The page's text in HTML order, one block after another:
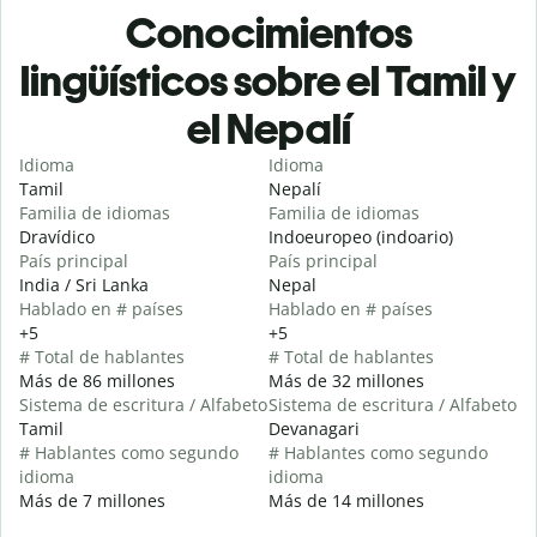
Conocimientos
lingüísticos sobre el Tamil y
el Nepalí
Idioma
Tamil
Familia de idiomas
Dravídico
País principal
India / Sri Lanka
Hablado en # países
+5
# Total de hablantes
Más de 86 millones
Sistema de escritura / Alfabeto
Tamil
# Hablantes como segundo
idioma
Más de 7 millones
Idioma
Nepalí
Familia de idiomas
Indoeuropeo (indoario)
País principal
Nepal
Hablado en # países
+5
# Total de hablantes
Más de 32 millones
Sistema de escritura / Alfabeto
Devanagari
# Hablantes como segundo
idioma
Más de 14 millones